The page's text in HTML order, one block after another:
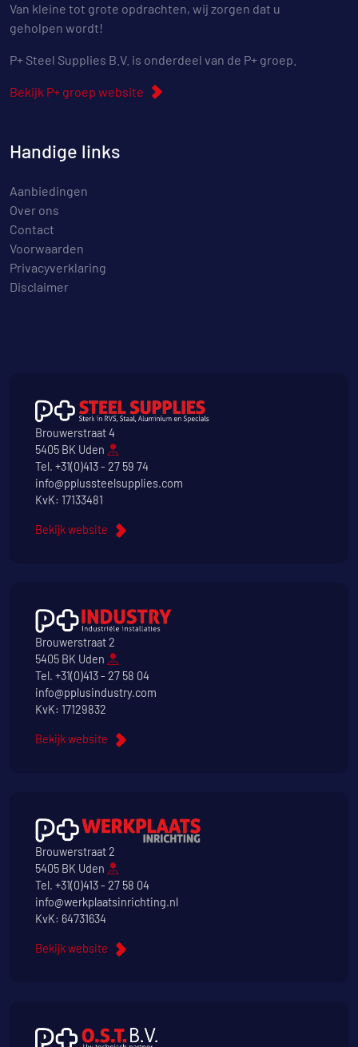
Van kleine tot grote opdrachten, wij zorgen dat u
geholpen wordt!
P+ Steel Supplies B.V. is onderdeel van de P+ groep.
Bekijk P+ groep website
Handige links
Aanbiedingen
Over ons
Contact
Voorwaarden
Privacyverklaring
Disclaimer
Brouwerstraat 4
5405 BK Uden
Tel. +31(0)413 - 27 59 74
info@pplussteelsupplies.com
KvK: 17133481
Bekijk website
Brouwerstraat 2
5405 BK Uden
Tel. +31(0)413 - 27 58 04
info@pplusindustry.com
KvK: 17129832
Bekijk website
Brouwerstraat 2
5405 BK Uden
Tel. +31(0)413 - 27 58 04
info@werkplaatsinrichting.nl
KvK: 64731634
Bekijk website